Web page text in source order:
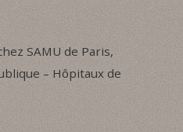
SAMU de Paris,
– Hôpitaux de